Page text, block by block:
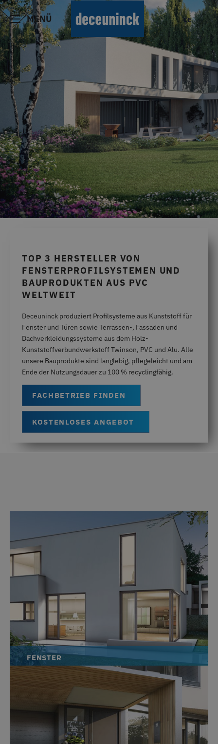
MENÜ DE
TOP 3 HERSTELLER VON
FENSTERPROFILSYSTEMEN UND
BAUPRODUKTEN AUS PVC
WELTWEIT
Deceuninck produziert Profilsysteme aus Kunststoff für
Fenster und Türen sowie Terrassen-, Fassaden und
Dachverkleidungssysteme aus dem Holz-
Kunststoffverbundwerkstoff Twinson, PVC und Alu. Alle
unsere Bauprodukte sind langlebig, pflegeleicht und am
Ende der Nutzungsdauer zu 100 % recyclingfähig.
FACHBETRIEB FINDEN
KOSTENLOSES ANGEBOT
FENSTER